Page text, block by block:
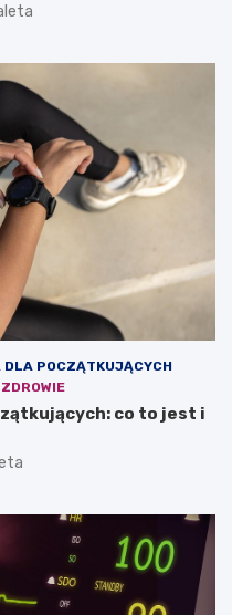
DLA POCZĄTKUJĄCYCH
ZDROWIE
co to jest i